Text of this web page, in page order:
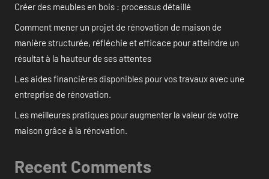
Créer des meubles en bois : processus détaillé
Comment mener un projet de rénovation de maison de
manière structurée, réfléchie et efficace pour atteindre un
résultat à la hauteur de ses attentes
Les aides financières disponibles pour vos travaux avec une
entreprise de rénovation.
Les meilleures pratiques pour augmenter la valeur de votre
maison grâce à la rénovation.
Recent Comments